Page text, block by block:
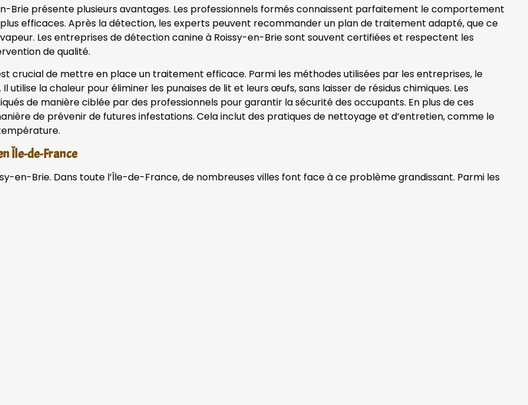
Brie présente plusieurs avantages. Les professionnels formés connaissent parfaitement le comportement
efficaces. Après la détection, les experts peuvent recommander un plan de traitement adapté, que ce
Les entreprises de détection canine à Roissy-en-Brie sont souvent certifiées et respectent les
de qualité.
crucial de mettre en place un traitement efficace. Parmi les méthodes utilisées par les entreprises, le
la chaleur pour éliminer les punaises de lit et leurs œufs, sans laisser de résidus chimiques. Les
de manière ciblée par des professionnels pour garantir la sécurité des occupants. En plus de ces
de prévenir de futures infestations. Cela inclut des pratiques de nettoyage et d’entretien, comme le
Île-de-France
en-Brie. Dans toute l’Île-de-France, de nombreuses villes font face à ce problème grandissant. Parmi les